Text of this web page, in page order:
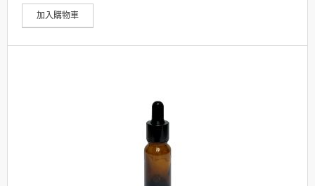
加入購物車